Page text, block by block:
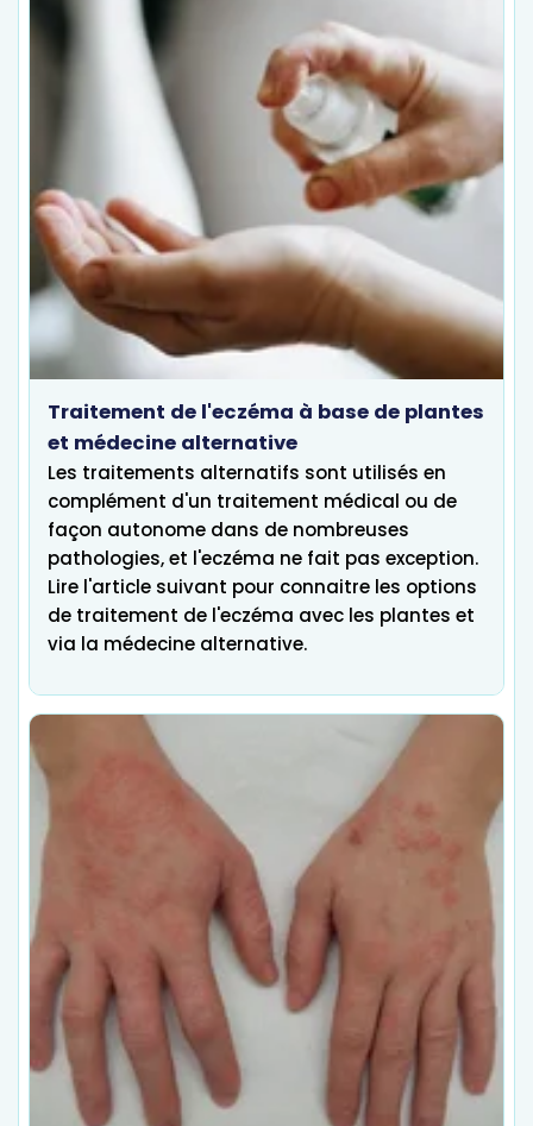
Traitement de l'eczéma à base de plantes
et médecine alternative
Les traitements alternatifs sont utilisés en
complément d'un traitement médical ou de
façon autonome dans de nombreuses
pathologies, et l'eczéma ne fait pas exception.
Lire l'article suivant pour connaitre les options
de traitement de l'eczéma avec les plantes et
via la médecine alternative.